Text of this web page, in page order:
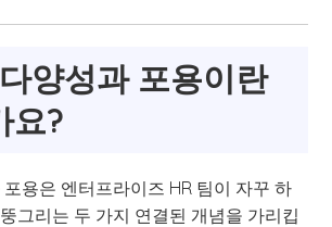
양성과 포용이란
요?
용은 엔터프라이즈 HR 팀이 자꾸 하
그리는 두 가지 연결된 개념을 가리킵